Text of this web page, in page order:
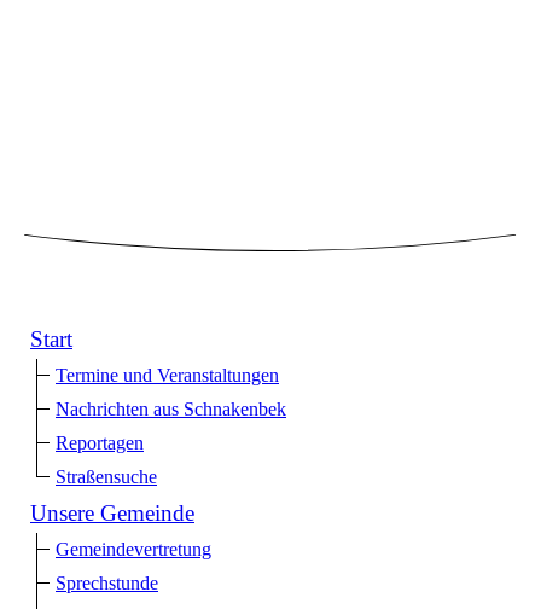
Start
Termine und Veranstaltungen
Nachrichten aus Schnakenbek
Reportagen
Straßensuche
Unsere Gemeinde
Gemeindevertretung
Sprechstunde